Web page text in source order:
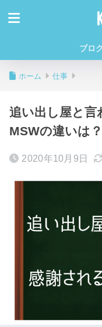
ブロ
ホーム 仕事
追い出し屋と言
MSWの違いは？
2020年10月9日